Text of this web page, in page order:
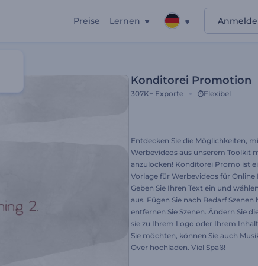
Preise Lernen
Konditorei Promotion
307K+ Exporte Flexibel
Entdecken Sie die Möglichkeiten,
Werbevideos aus unserem Toolkit
anzulocken! Konditorei Promo ist
Vorlage für Werbevideos für Online
Geben Sie Ihren Text ein und
aus. Fügen Sie nach Bedarf Szenen
entfernen Sie Szenen. Ändern Sie
sie zu Ihrem Logo oder Ihrem
Sie möchten, können Sie auch
Over hochladen. Viel Spaß!